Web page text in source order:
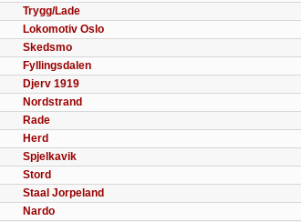
Trygg/Lade
Lokomotiv Oslo
Skedsmo
Fyllingsdalen
Djerv 1919
Nordstrand
Rade
Herd
Spjelkavik
Stord
Staal Jorpeland
Nardo